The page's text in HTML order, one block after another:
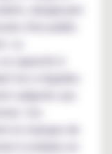
élargissant
capacité à
les e-liquides
adaptés aux
le manque de
à réduire en